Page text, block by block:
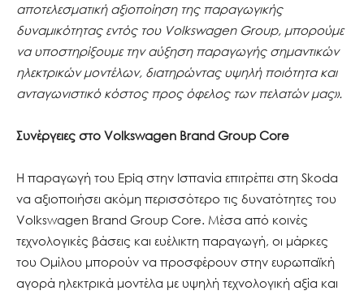
αποτελεσματική αξιοποίηση της παραγωγικής
δυναμικότητας εντός του Volkswagen Group, μπορούμε
να υποστηρίξουμε την αύξηση παραγωγής σημαντικών
ηλεκτρικών μοντέλων, διατηρώντας υψηλή ποιότητα και
ανταγωνιστικό κόστος προς όφελος των πελατών μας».
Συνέργειες στο Volkswagen Brand Group Core
Η παραγωγή του Epiq στην Ισπανία επιτρέπει στη Skoda
να αξιοποιήσει ακόμη περισσότερο τις δυνατότητες του
Volkswagen Brand Group Core. Μέσα από κοινές
τεχνολογικές βάσεις και ευέλικτη παραγωγή, οι μάρκες
του Ομίλου μπορούν να προσφέρουν στην ευρωπαϊκή
αγορά ηλεκτρικά μοντέλα με υψηλή τεχνολογική αξία και